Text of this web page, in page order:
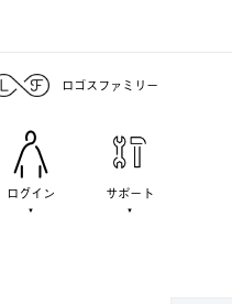
ロゴスファミリー
ログイン サポート